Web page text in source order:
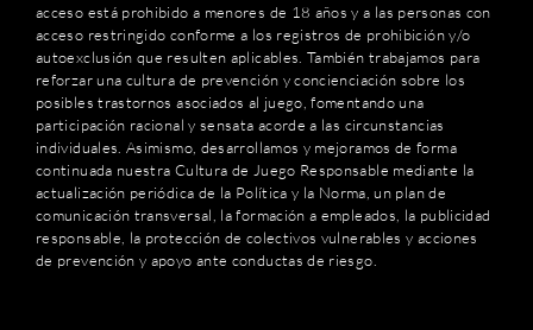
acceso está prohibido a menores de 18 años y a las personas con
acceso restringido conforme a los registros de prohibición y/o
autoexclusión que resulten aplicables. También trabajamos para
reforzar una cultura de prevención y concienciación sobre los
posibles trastornos asociados al juego, fomentando una
participación racional y sensata acorde a las circunstancias
individuales. Asimismo, desarrollamos y mejoramos de forma
continuada nuestra Cultura de Juego Responsable mediante la
actualización periódica de la Política y la Norma, un plan de
comunicación transversal, la formación a empleados, la publicidad
responsable, la protección de colectivos vulnerables y acciones
de prevención y apoyo ante conductas de riesgo.